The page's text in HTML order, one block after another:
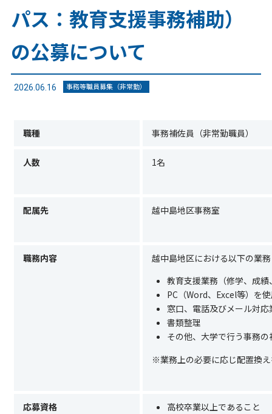
パス：教育支援事務補助）
の公募について
2026.06.16 事務等職員募集（非常勤）
職種 事務補佐員（非常勤職員）
人数 1名
配属先 越中島地区事務室
職務内容
越中島地区における以下の業
教育支援業務（修学、成
PC（Word、Excel等）を
窓口、電話及びメール対応
書類整理
その他、大学で行う事務
※業務上の必要に応じ配置換
応募資格
高校卒業以上であること